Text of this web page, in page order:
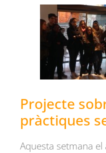
Projecte
pràctiques
Aquesta setmana el